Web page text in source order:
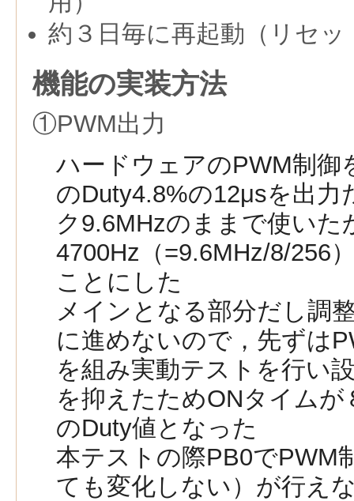
約３日毎に再起動（リセッ
機能の実装方法
①PWM出力
ハードウェアのPWM制御
のDuty4.8%の12μsを出
ク9.6MHzのままで使いた
4700Hz（=9.6MHz/8/256
ことにした
メインとなる部分だし調
に進めないので，先ずは
を組み実動テストを行い
を抑えたためONタイム
のDuty値となった
本テストの際PB0でPWM
ても変化しない）が行え